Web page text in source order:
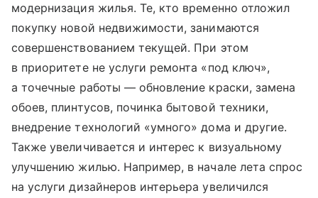
модернизация жилья. Те, кто временно отложил
покупку новой недвижимости, занимаются
совершенствованием текущей. При этом
в приоритете не услуги ремонта «под ключ»,
а точечные работы — обновление краски, замена
обоев, плинтусов, починка бытовой техники,
внедрение технологий «умного» дома и другие.
Также увеличивается и интерес к визуальному
улучшению жилью. Например, в начале лета спрос
на услуги дизайнеров интерьера увеличился